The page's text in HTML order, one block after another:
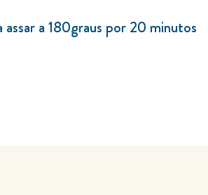
a 180graus por 20 minutos